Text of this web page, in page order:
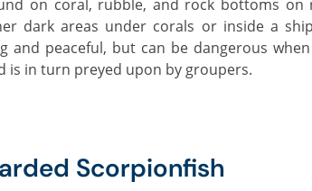
dark areas under corals or inside a
and peaceful, but can be dangerous
is in turn preyed upon by groupers.
Scorpionfish